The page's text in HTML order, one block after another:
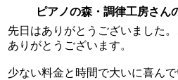
ピアノの森・調律工房さん
先日はありがとうございました
ありがとうございます。
少ない料金と時間で大いに喜ん